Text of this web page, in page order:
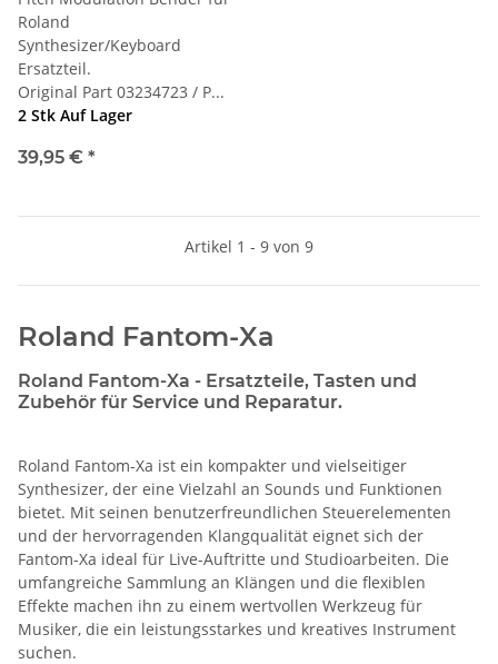
Roland
Synthesizer/Keyboard
Ersatzteil.
Original Part 03234723 / P...
2 Stk Auf Lager
39,95 € *
Artikel 1 - 9 von 9
Roland Fantom-Xa
Roland Fantom-Xa - Ersatzteile, Tasten und
Zubehör für Service und Reparatur.
Roland Fantom-Xa ist ein kompakter und vielseitiger
Synthesizer, der eine Vielzahl an Sounds und Funktionen
bietet. Mit seinen benutzerfreundlichen Steuerelementen
und der hervorragenden Klangqualität eignet sich der
Fantom-Xa ideal für Live-Auftritte und Studioarbeiten. Die
umfangreiche Sammlung an Klängen und die flexiblen
Effekte machen ihn zu einem wertvollen Werkzeug für
Musiker, die ein leistungsstarkes und kreatives Instrument
suchen.